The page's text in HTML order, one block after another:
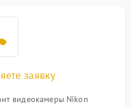
заявку
видеокамеры Nikon